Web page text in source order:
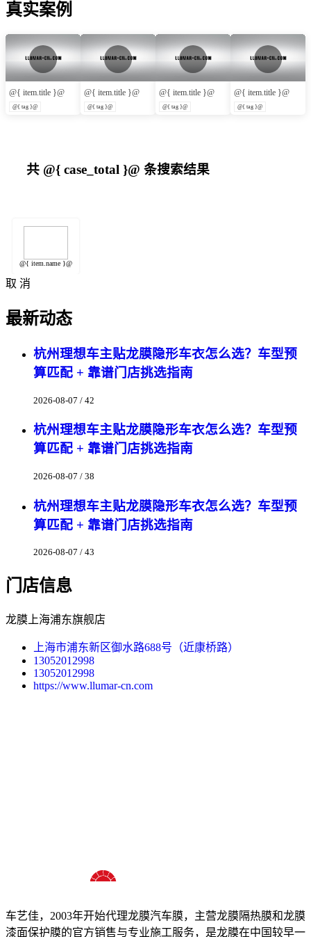
真实案例
@{ item.title }@
@{ tag }@
@{ item.title }@
@{ tag }@
@{ item.title }@
@{ tag }@
@{ item.title }@
@{ tag }@
共 @{ case_total }@ 条搜索结果
@{ item.name }@
取 消
最新动态
杭州理想车主贴龙膜隐形车衣怎么选？车型预
算匹配 + 靠谱门店挑选指南
2026-08-07 / 42
杭州理想车主贴龙膜隐形车衣怎么选？车型预
算匹配 + 靠谱门店挑选指南
2026-08-07 / 38
杭州理想车主贴龙膜隐形车衣怎么选？车型预
算匹配 + 靠谱门店挑选指南
2026-08-07 / 43
门店信息
龙膜上海浦东旗舰店
上海市浦东新区御水路688号（近康桥路）
13052012998
13052012998
https://www.llumar-cn.com
车艺佳，2003年开始代理龙膜汽车膜，主营龙膜隔热膜和龙膜
漆面保护膜的官方销售与专业施工服务，是龙膜在中国较早一